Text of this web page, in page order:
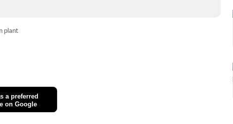
plant
a preferred
on Google